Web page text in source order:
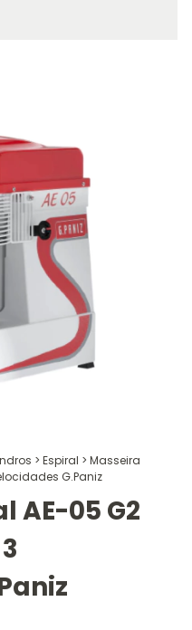
> Espiral > Masseira
G.Paniz
AE-05 G2